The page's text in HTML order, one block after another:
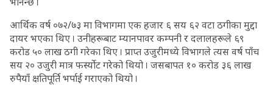
आर्थिक वर्ष ०७२/७३ मा विभागमा एक हजार ६ सय ६२ वटा ठगीका मुद्दा
दायर भएका थिए । उनीहरूबाट म्यानपावर कम्पनी र दलालहरूले ६९
करोड ५० लाख ठगी गरेका थिए । प्राप्त उजुरीमध्ये विभागले त्यस वर्ष पाँच
सय २० उजुरी मात्र फर्स्योट गरेको थियो । जसबापत १० करोड ३६ लाख
रुपैयाँ क्षतिपूर्ति भर्पाई गराएको थियो ।